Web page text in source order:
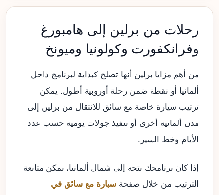
رحلات من برلين إلى هامبورغ
وفرانكفورت وكولونيا وميونخ
من أهم مزايا برلين أنها تصلح كبداية لبرنامج داخل
ألمانيا أو نقطة ضمن رحلة أوروبية أطول. يمكن
ترتيب سيارة خاصة مع سائق للانتقال من برلين إلى
مدن ألمانية أخرى أو تنفيذ جولات يومية حسب عدد
الأيام وخط السير.
إذا كان برنامجك يتجه إلى شمال ألمانيا، يمكن متابعة
الترتيب من خلال صفحة سيارة مع سائق في